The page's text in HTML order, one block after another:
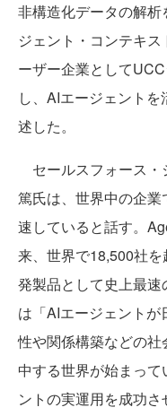
非構造化データの解析
ジェント・コンテキ
ーザー企業として
し、AIエージェント
述した。
セールスフォース・
篤氏は、世界中の企
速していると話す。
来、世界で18,500社
発製品として史上最
は「AIエージェント
性や関係構築などの
中する世界が始まっ
ントの実運用を成功